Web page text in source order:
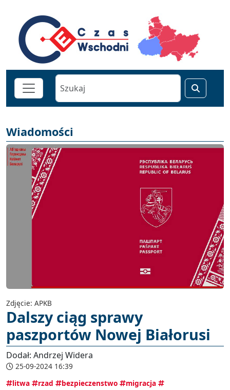
Wiadomości
Zdjęcie: APKB
Dalszy ciąg sprawy
paszportów Nowej Białorusi
Dodał: Andrzej Widera
25-09-2024 16:39
litwa
rzad bezpieczenstwo
migracja